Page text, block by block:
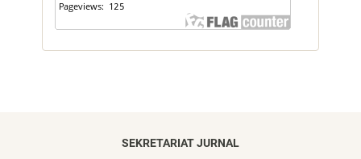
SEKRETARIAT JURNAL